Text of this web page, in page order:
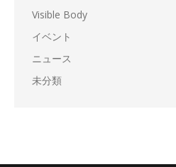
Visible Body
イベント
ニュース
未分類